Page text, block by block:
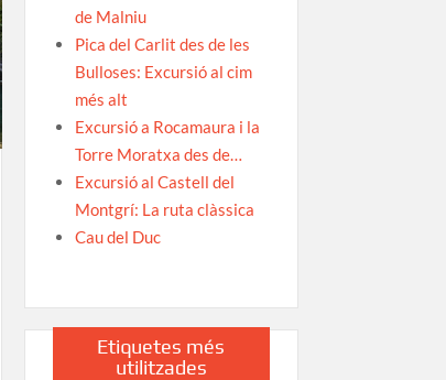
de Malniu
Pica del Carlit des de les
Bulloses: Excursió al cim
més alt
Excursió a Rocamaura i la
Torre Moratxa des de…
Excursió al Castell del
Montgrí: La ruta clàssica
Cau del Duc
Etiquetes més
utilitzades